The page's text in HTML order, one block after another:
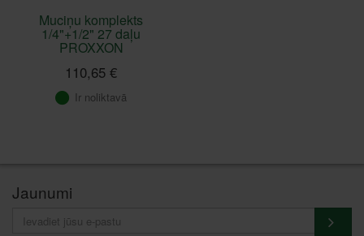
Muciņu komplekts
1/4"+1/2" 27 daļu
PROXXON
110,65 €
Ir noliktavā
Jaunumi